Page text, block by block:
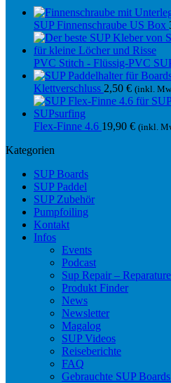
SUP Finnenschraube US Box
PVC Stitch - Flüssig-PVC
Klettverschluss 2,50 € (inkl.
Flex-Finne 4.6 19,90 € (inkl.
Kategorien
SUP Boards
SUP Paddel
SUP Zubehör
Pumpfoiling
Kontakt
Infos
Events
Podcast
Sup Repair –
Produkt Finder
News
Newsletter
Magalog
SUP Videos
Reiseberichte
FAQ
Gebrauchte SUP